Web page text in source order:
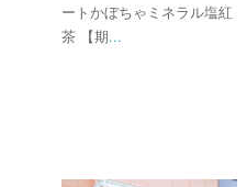
ートかぼちゃミネラル塩紅
茶 【期...